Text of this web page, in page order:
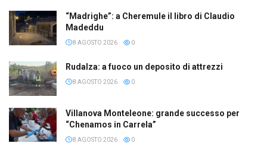
“Madrighe”: a Cheremule il libro di Claudio
Madeddu
8 AGOSTO 2026 0
Rudalza: a fuoco un deposito di attrezzi
8 AGOSTO 2026 0
Villanova Monteleone: grande successo per
“Chenamos in Carrela”
8 AGOSTO 2026 0